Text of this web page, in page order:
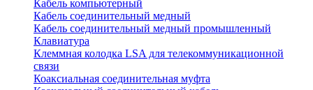
Кабель компьютерный
Кабель соединительный медный
Кабель соединительный медный промышленный
Клавиатура
Клеммная колодка LSA для телекоммуникационной
связи
Коаксиальная соединительная муфта